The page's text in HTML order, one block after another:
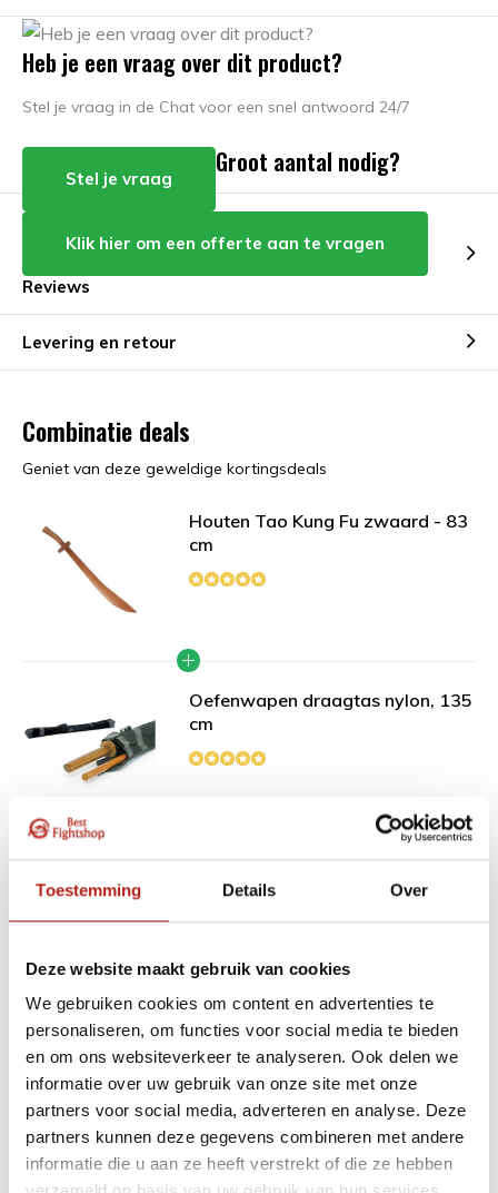
Toestemming Details Over
Deze website maakt gebruik van cookies
We gebruiken cookies om content en advertenties te
personaliseren, om functies voor social media te bieden
en om ons websiteverkeer te analyseren. Ook delen we
informatie over uw gebruik van onze site met onze
partners voor social media, adverteren en analyse. Deze
partners kunnen deze gegevens combineren met andere
informatie die u aan ze heeft verstrekt of die ze hebben
Heb je een vraag over dit product?
Stel je vraag in de Chat voor een snel antwoord 24/7
Stel je vraag
Groot aantal nodig?
Klik hier om een offerte aan te vragen
Reviews
Levering en retour
Combinatie deals
Geniet van deze geweldige kortingsdeals
Houten Tao Kung Fu zwaard - 83
cm
Oefenwapen draagtas nylon, 135
cm
fu zwaard met opbergtas
Normaal:
65,98
Je bespaart:(14% Korting) 8,25
Totaalbedrag: 57,73
TIP!
Deze variant niet op voorraad